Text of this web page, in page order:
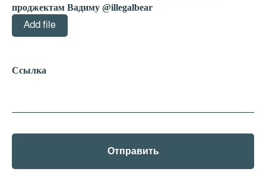
проджектам Вадиму @illegalbear
Add file
Ссылка
Отправить